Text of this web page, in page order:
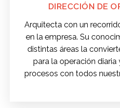
DIRECCIÓN DE
Arquitecta con un
en la empresa. Su
distintas áreas la
para la operación
procesos con todos